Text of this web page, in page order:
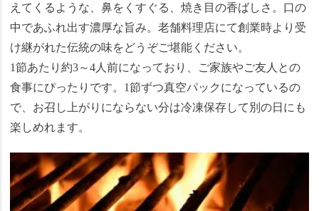
えてくるような、鼻をくすぐる、焼き目の香ばしさ。口の
中であふれ出す濃厚な旨み。老舗料理店にて創業時より受
け継がれた伝統の味をどうぞご堪能ください。
1節あたり約3～4人前になっており、ご家族やご友人との
食事にぴったりです。1節ずつ真空パックになっているの
で、お召し上がりにならない分は冷凍保存して別の日にも
楽しめれます。